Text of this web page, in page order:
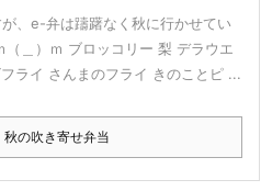
、e-弁は躊躇なく秋に行かせてい
＿）ｍ ブロッコリー 梨 デラウエ
ライ さんまのフライ きのことピ ...
秋の吹き寄せ弁当